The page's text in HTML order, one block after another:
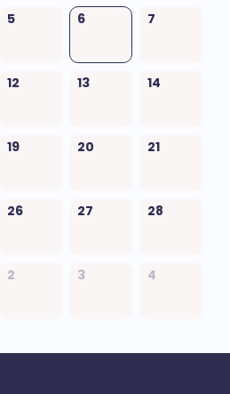
5 6 7
12 13 14
19 20 21
26 27 28
2 3 4